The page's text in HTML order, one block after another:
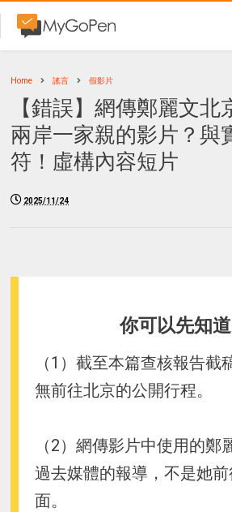
Home 謠言 假影片
【錯誤】網傳鄭麗文北
兩岸一家親的影片？與
符！虛構內容短片
2025/11/24
你可以先知道
（1）截至本篇查核報告截
無前往北京的公開行程。
（2）網傳影片中使用的鄭
過去媒體的報導，不是她
面。